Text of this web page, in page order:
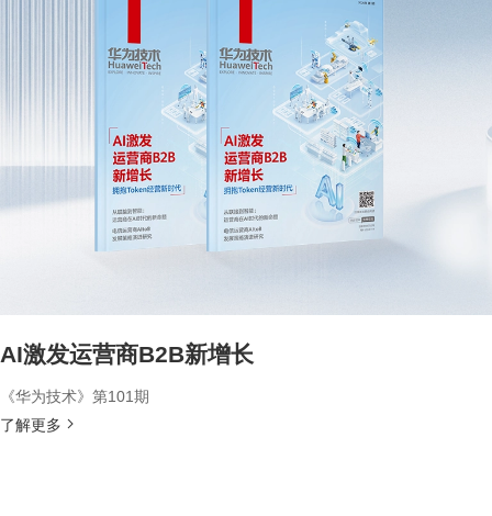
AI激发运营商B2B新增长
《华为技术》第101期
了解更多